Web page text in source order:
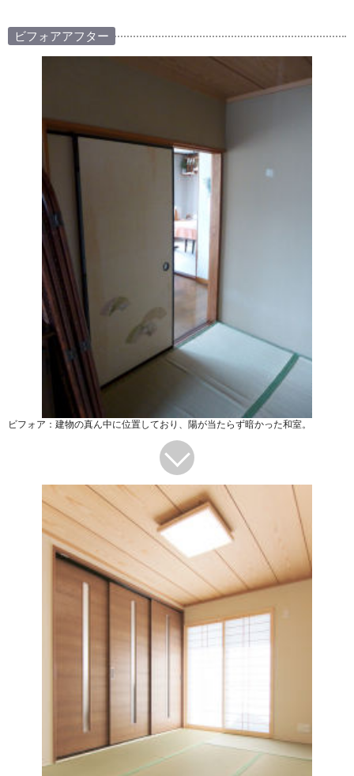
ビフォアアフター
ビフォア：建物の真ん中に位置しており、陽が当たらず暗かった和室。